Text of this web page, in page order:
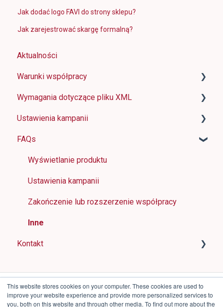
This website stores cookies on your computer. These cookies are used to
improve your website experience and provide more personalized services to
you, both on this website and through other media. To find out more about the
Jak dodać logo FAVI do strony sklepu?
Jak zarejestrować skargę formalną?
Aktualności
Warunki współpracy
Jak działa FAVI
Wymagania dotyczące współpracy handlowej
Formularze rejestracyjne
Cena za usługi
Opcje płatności i fakturowania
Wymagania dotyczące pliku XML
Podstawowe informacje
Znaczenie i wymagania dla poszczególnych
Ustawienia kampanii
Zmiany w ustawieniach sklepu
Panel sklepu
Ustawienie automatycznej optymalizacji konwersji
FAVI Extra & FAVI Pixel
Jakość danych produktu
Kody zniżkowe
FAQs
Wyświetlanie produktu
Ustawienia kampanii
Zakończenie lub rozszerzenie współpracy
Inne
Kontakt